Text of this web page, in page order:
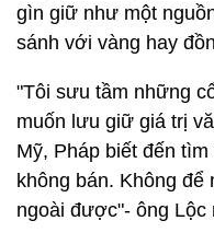
gìn giữ như một
sánh với vàng hay
"Tôi sưu tầm những
muốn lưu giữ giá trị
Mỹ, Pháp biết đến
không bán. Không
ngoài được"- ông Lộc